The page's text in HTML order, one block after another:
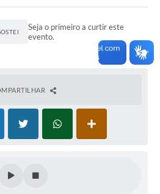
Seja o primeiro a curtir este
evento.